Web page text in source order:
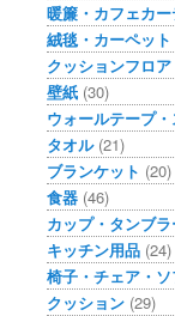
暖簾・カフェカ
絨毯・カーペット
クッションフロア
壁紙 (30)
ウォールテープ
タオル(21)
ブランケット (20)
食器 (46)
カップ・タンブ
キッチン用品 (24)
椅子・チェア・
クッション (29)